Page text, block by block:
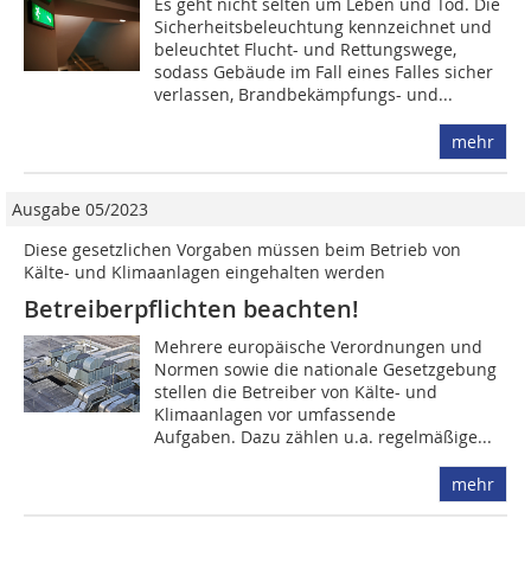
Es geht nicht selten um Leben und Tod. Die
Sicherheitsbeleuchtung kennzeichnet und
beleuchtet Flucht- und Rettungswege,
sodass Gebäude im Fall eines Falles sicher
verlassen, Brandbekämpfungs- und...
mehr
Ausgabe 05/2023
Diese gesetzlichen Vorgaben müssen beim Betrieb von
Kälte- und Klimaanlagen eingehalten werden
Betreiberpflichten beachten!
Mehrere europäische Verordnungen und
Normen sowie die nationale Gesetzgebung
stellen die Betreiber von Kälte- und
Klimaanlagen vor umfassende
Aufgaben. Dazu zählen u.a. regelmäßige...
mehr